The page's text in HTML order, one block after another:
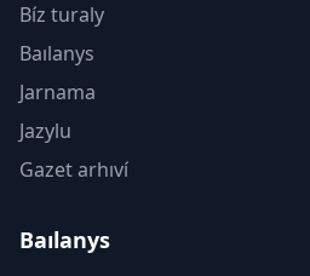
Bíz turaly
Baılanys
Jarnama
Jazylu
Gazet arhıví
Baılanys